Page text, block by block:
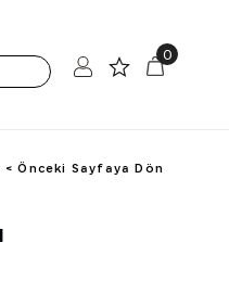
0
< Önceki Sayfaya Dön